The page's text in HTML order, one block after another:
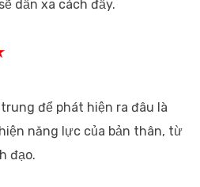
dần xa cách đấy.
để phát hiện ra đâu là
năng lực của bản thân, từ
đạo.